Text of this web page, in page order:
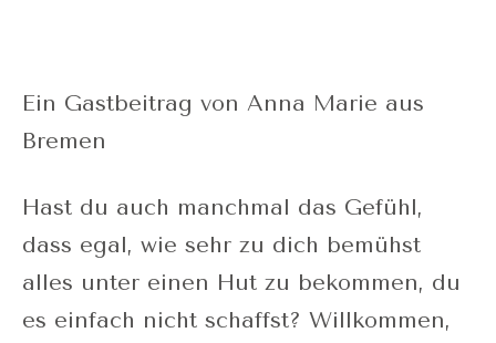
Ein Gastbeitrag von Anna Marie aus
Bremen
Hast du auch manchmal das Gefühl,
dass egal, wie sehr zu dich bemühst
alles unter einen Hut zu bekommen, du
es einfach nicht schaffst? Willkommen,